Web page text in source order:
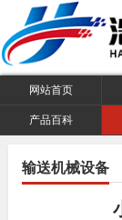
网站首页
产品百科
输送机械设备